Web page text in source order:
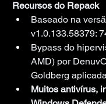
Recursos do Repack
Baseado na
v1.0.133.58379:
Bypass do
AMD) por
Goldberg
Muitos antivírus,